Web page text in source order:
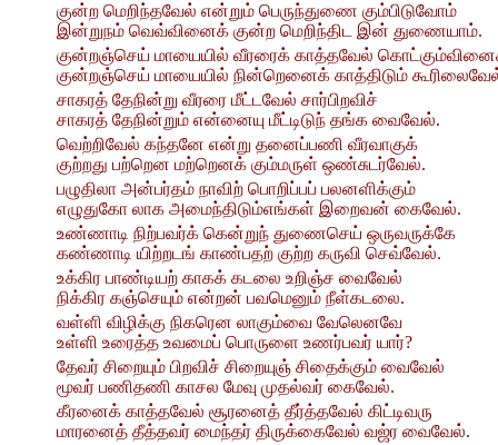
குன்ற மெறிந்தவேல் என்றும் பெருந்துணை கும்பிடுவோம்
இன்றுநம் வெவ்வினைக் குன்ற மெறிந்திட இன் துணையாம்.
குன்றஞ்செய் மாயையில் வீரரைக் காத்தவேல்
குன்றஞ்செய் மாயையில் நின்றெனைக் காத்திடும்
சாகரத் தேநின்று வீரரை மீட்டவேல் சார்பிறவிச்
சாகரத் தேநின்றும் என்னையு மீட்டிடுந் தங்க வைவேல்.
வெற்றிவேல் கந்தனே என்று தனைப்பணி வீரவாகுக்
குற்றது பற்றென மற்றெனக் கும்மருள் ஒண்சுடர்வேல்.
பழுதிலா அன்பர்தம் நாவிற் பொறிப்பப் பலனளிக்கும்
எழுதுகோ லாக அமைந்திடும்எங்கள் இறைவன் கைவேல்.
உண்ணாடி நிற்பவர்க் கென்றுந் துணைசெய் ஒருவருக்கே
கண்ணாடி யிற்றடங் காண்பதற் குற்ற கருவி செவ்வேல்.
உக்கிர பாண்டியற் காகக் கடலை உறிஞ்ச வைவேல்
நிக்கிர கஞ்செயும் என்றன் பவமெனும் நீள்கடலை.
வள்ளி விழிக்கு நிகரென லாகும்வை வேலெனவே
உள்ளி உரைத்த உவமைப் பொருளை உணர்பவர் யார்?
தேவர் சிறையும் பிறவிச் சிறையுஞ் சிதைக்கும் வைவேல்
மூவர் பணிதணி காசல மேவு முதல்வர் கைவேல்.
கீரனைக் காத்தவேல் சூரனைத் தீர்த்தவேல் கிட்டிவரு
மாரனைத் தீத்தவர் மைந்தர் திருக்கைவேல் வஜ்ர வைவேல்.